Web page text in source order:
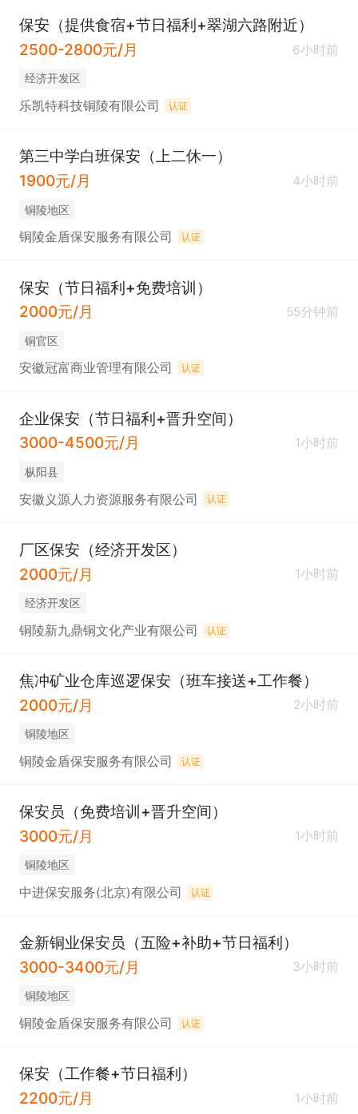
保安（提供食宿+节日福利+翠湖六路附近）
2500-2800元/月
6小时前
经济开发区
乐凯特科技铜陵有限公司 认证
第三中学白班保安（上二休一）
1900元/月
4小时前
铜陵地区
铜陵金盾保安服务有限公司 认证
保安（节日福利+免费培训）
2000元/月
55分钟前
铜官区
安徽冠富商业管理有限公司 认证
企业保安（节日福利+晋升空间）
3000-4500元/月
1小时前
枞阳县
安徽义源人力资源服务有限公司 认证
厂区保安（经济开发区）
2000元/月
1小时前
经济开发区
铜陵新九鼎铜文化产业有限公司 认证
焦冲矿业仓库巡逻保安（班车接送+工作餐）
2000元/月
2小时前
铜陵地区
铜陵金盾保安服务有限公司 认证
保安员（免费培训+晋升空间）
3000元/月
1小时前
铜陵地区
中进保安服务(北京)有限公司 认证
金新铜业保安员（五险+补助+节日福利）
3000-3400元/月
3小时前
铜陵地区
铜陵金盾保安服务有限公司 认证
保安（工作餐+节日福利）
2200元/月
1小时前